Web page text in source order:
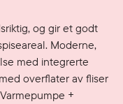
og gir et godt
Moderne,
med integrerte
overflater av fliser
+